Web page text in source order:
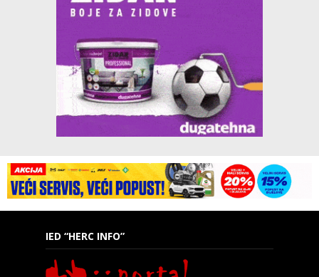
IED “HERC INFO”